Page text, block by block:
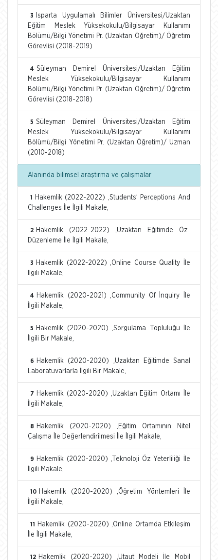
3
Isparta Uygulamalı Bilimler Üniversitesi/Uzaktan
Eğitim Meslek Yüksekokulu/Bilgisayar Kullanımı
Bölümü/Bilgi Yönetimi Pr. (Uzaktan Öğretim)/ Öğretim
Görevlisi (2018-2019)
4 Süleyman Demirel Üniversitesi/Uzaktan Eğitim
Meslek Yüksekokulu/Bilgisayar Kullanımı
Bölümü/Bilgi Yönetimi Pr. (Uzaktan Öğretim)/ Öğretim
Görevlisi (2018-2018)
5 Süleyman Demirel Üniversitesi/Uzaktan Eğitim
Meslek Yüksekokulu/Bilgisayar Kullanımı
Bölümü/Bilgi Yönetimi Pr. (Uzaktan Öğretim)/ Uzman
(2010-2018)
Alanında bilimsel araştırma ve çalışmalar
1
Hakemlik (2022-2022) ,Students’ Perceptions And
Challenges İle İlgili Makale,
2 Hakemlik (2022-2022) ,Uzaktan Eğitimde Öz-
Düzenleme İle İlgili Makale,
3
Hakemlik (2022-2022) ,Online Course Quality İle
İlgili Makale,
4
Hakemlik (2020-2021) ,Community Of İnquiry İle
İlgili Makale,
5
Hakemlik (2020-2020) ,Sorgulama Topluluğu İle
İlgili Bir Makale,
6
Hakemlik (2020-2020) ,Uzaktan Eğitimde Sanal
Laboratuvarlarla İlgili Bir Makale,
7
Hakemlik (2020-2020) ,Uzaktan Eğitim Ortamı İle
İlgili Makale,
8
Hakemlik (2020-2020) ,Eğitim Ortamının Nitel
Çalışma İle Değerlendirilmesi İle İlgili Makale,
9
Hakemlik (2020-2020) ,Teknoloji Öz Yeterliliği İle
İlgili Makale,
10 Hakemlik (2020-2020) ,Öğretim Yöntemleri İle
İlgili Makale,
11
Hakemlik (2020-2020) ,Online Ortamda Etkileşim
İle İlgili Makale,
12 Hakemlik (2020-2020) ,Utaut Modeli İle Mobil